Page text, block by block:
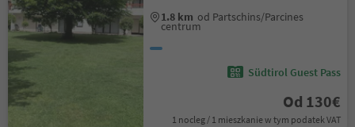
1.8 km od Partschins/Parcines
centrum
Südtirol Guest Pass
Od 130€
1 nocleg / 1 mieszkanie w tym podatek VAT